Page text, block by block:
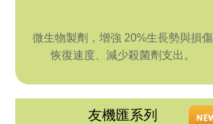
微生物製劑，增強 20%生長勢與損傷
恢復速度、減少殺菌劑支出。
友機匯系列